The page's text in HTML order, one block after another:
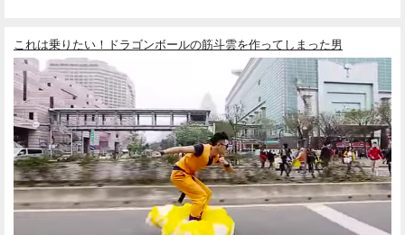
これは乗りたい！ドラゴンボールの筋斗雲を作ってしまった男